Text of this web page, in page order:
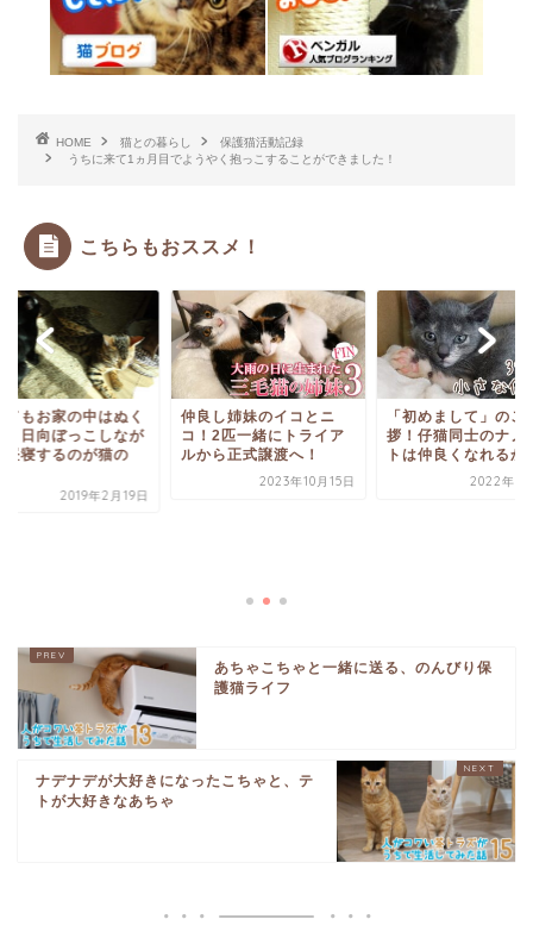
HOME 猫との暮らし
保護猫活動記録
うちに来て1ヵ月目でようやく抱っこすることができました！
こちらもおススメ！
し姉妹のイコとニ
2匹一緒にトライア
ら正式譲渡へ！
「初めまして」のご挨
拶！仔猫同士のナノとア
トは仲良くなれるかな？
2022年7月16日
あちゃこちゃと一緒に送る、のんびり保
護猫ライフ
ナデナデが大好きになったこちゃと、テ
トが大好きなあちゃ